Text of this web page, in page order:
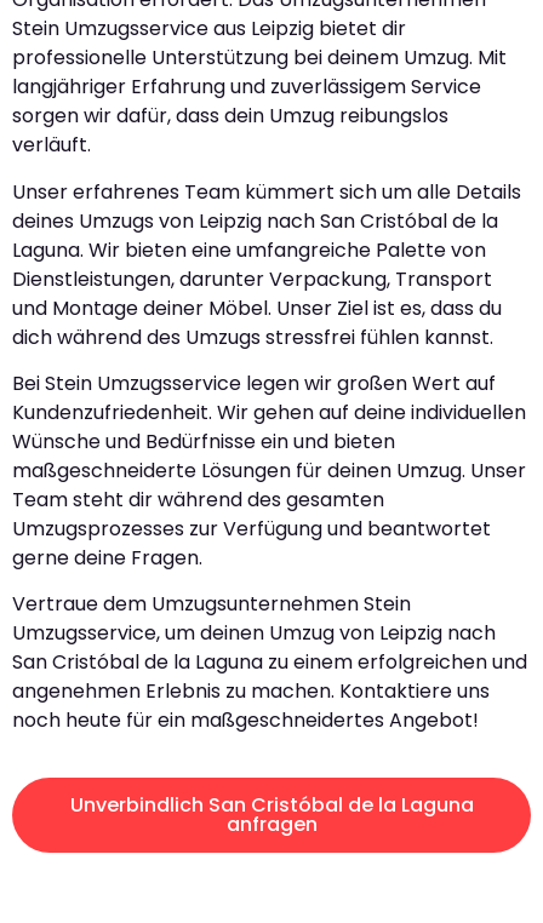
Stein Umzugsservice aus Leipzig bietet dir
professionelle Unterstützung bei deinem Umzug. Mit
langjähriger Erfahrung und zuverlässigem Service
sorgen wir dafür, dass dein Umzug reibungslos
verläuft.
Unser erfahrenes Team kümmert sich um alle Details
deines Umzugs von Leipzig nach San Cristóbal de la
Laguna. Wir bieten eine umfangreiche Palette von
Dienstleistungen, darunter Verpackung, Transport
und Montage deiner Möbel. Unser Ziel ist es, dass du
dich während des Umzugs stressfrei fühlen kannst.
Bei Stein Umzugsservice legen wir großen Wert auf
Kundenzufriedenheit. Wir gehen auf deine individuellen
Wünsche und Bedürfnisse ein und bieten
maßgeschneiderte Lösungen für deinen Umzug. Unser
Team steht dir während des gesamten
Umzugsprozesses zur Verfügung und beantwortet
gerne deine Fragen.
Vertraue dem Umzugsunternehmen Stein
Umzugsservice, um deinen Umzug von Leipzig nach
San Cristóbal de la Laguna zu einem erfolgreichen und
angenehmen Erlebnis zu machen. Kontaktiere uns
noch heute für ein maßgeschneidertes Angebot!
Unverbindlich San Cristóbal de la Laguna
anfragen